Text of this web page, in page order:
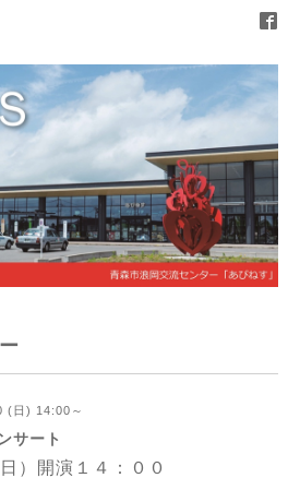
(日) 14:00～
サート
）開演１４：００